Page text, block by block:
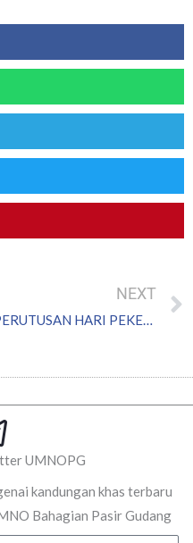
NEXT
PERUTUSAN HARI PEKERJA OLEH YAB MENTERI BESAR JOHOR
UMNOPG
kandungan khas terbaru
Bahagian Pasir Gudang